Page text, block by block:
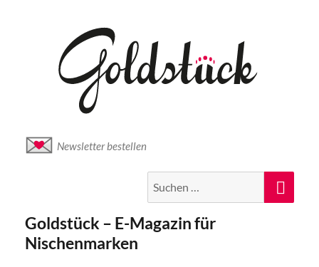
Newsletter bestellen
nach:
Goldstück – E-Magazin für
Nischenmarken